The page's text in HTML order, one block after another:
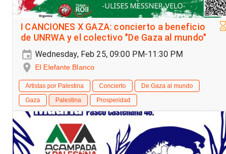
I CANCIONES X GAZA: concierto a beneficio
de UNRWA y el colectivo "De Gaza al mundo"
Wednesday, Feb 25, 09:00 PM-11:30 PM
El Elefante Blanco
Artistas por Palestina Concierto
De Gaza al mundo
Gaza
Palestina Prosperidad